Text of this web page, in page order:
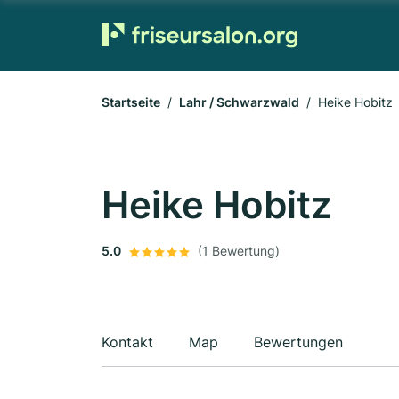
Startseite Lahr / Schwarzwald Heike Hobitz
Heike Hobitz
5.0 (1 Bewertung)
Kontakt Map Bewertungen